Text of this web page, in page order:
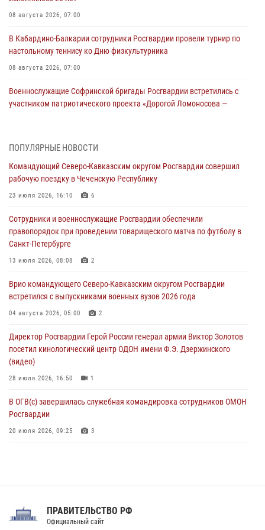
08 августа 2026, 07:00
В Кабардино-Балкарии сотрудники Росгвардии провели турнир по
настольному теннису ко Дню физкультурника
08 августа 2026, 07:00
Военнослужащие Софринской бригады Росгвардии встретились с
участником патриотического проекта «Дорогой Ломоносова —
Кузбассе
08 августа 2026, 07:00
ограниченными возможностями здоровья (видео)
08 августа 2026, 06:32 1
Спецназ Росгвардии в Марий Эл почтил память товарища на
08 августа 2026, 06:15 9
День физкультурника в Уральском округе Росгвардии отметили
08 августа 2026, 06:03
ПОПУЛЯРНЫЕ НОВОСТИ
Командующий Северо-Кавказским округом Росгвардии совершил
рабочую поездку в Чеченскую Республику
23 июля 2026, 16:10 6
Сотрудники и военнослужащие Росгвардии обеспечили
правопорядок при проведении товарищеского матча по футболу в
Санкт-Петербурге
13 июля 2026, 08:08 2
Врио командующего Северо-Кавказским округом Росгвардии
встретился с выпускниками военных вузов 2026 года
04 августа 2026, 05:00 2
Директор Росгвардии Герой России генерал армии Виктор Золотов
посетил кинологический центр ОДОН имени Ф.Э. Дзержинского
(видео)
28 июля 2026, 16:50 1
В ОГВ(с) завершилась служебная командировка сотрудников ОМОН
Росгвардии
20 июля 2026, 09:25 3
Праздник «Один день с Росгвардией» к 105-летию Центрального
ПРАВИТЕЛЬСТВО РФ
Официальный сайт